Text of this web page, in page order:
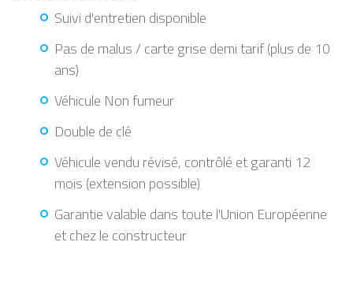
Suivi d'entretien disponible
Pas de malus / carte grise demi tarif (plus de 10
ans)
Véhicule Non fumeur
Double de clé
Véhicule vendu révisé, contrôlé et garanti 12
mois (extension possible)
Garantie valable dans toute l'Union Européenne
et chez le constructeur